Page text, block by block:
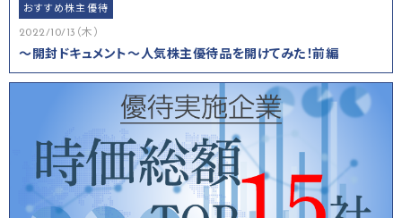
おすすめ株主優待
2022/10/13（木）
～開封ドキュメント～人気株主優待品を開けてみた！前編